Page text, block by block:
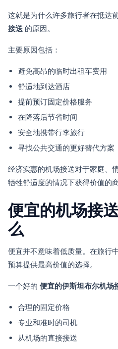
这就是为什么许多旅行者在抵达
接送 的原因。
主要原因包括：
避免高昂的临时出租车费用
舒适地到达酒店
提前预订固定价格服务
在降落后节省时间
安全地携带行李旅行
寻找公共交通的更好替代方案
经济实惠的机场接送对于家庭、
牺牲舒适度的情况下获得价值的
便宜的机场接
么
便宜并不意味着低质量。在旅行
预算提供最高价值的选择。
一个好的 便宜的伊斯坦布尔机场
合理的固定价格
专业和准时的司机
从机场的直接接送